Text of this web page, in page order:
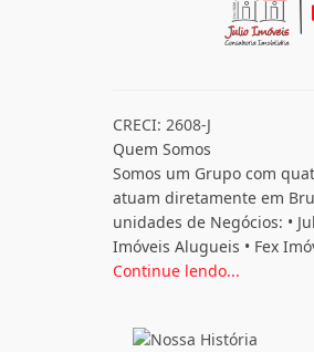
CRECI: 2608-J
Quem Somos
unidades de Negócios: •